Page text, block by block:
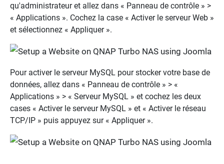
qu'administrateur et allez dans « Panneau de contrôle » >
« Applications ». Cochez la case « Activer le serveur Web »
et sélectionnez « Appliquer ».
Pour activer le serveur MySQL pour stocker votre base de
données, allez dans « Panneau de contrôle » > «
Applications » > « Serveur MySQL » et cochez les deux
cases « Activer le serveur MySQL » et « Activer le réseau
TCP/IP » puis appuyez sur « Appliquer ».